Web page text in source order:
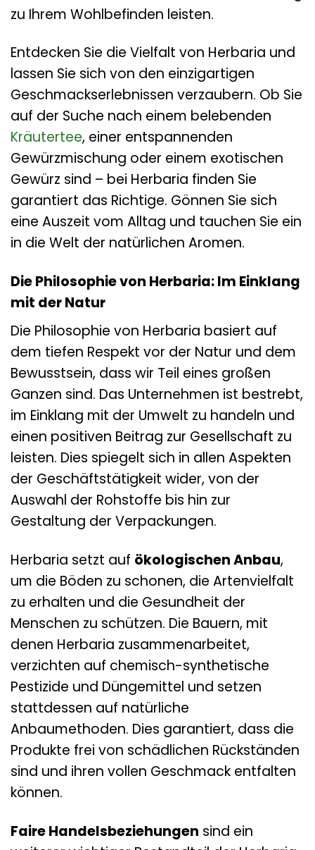
zu Ihrem Wohlbefinden leisten.
Entdecken Sie die Vielfalt von Herbaria und
lassen Sie sich von den einzigartigen
Geschmackserlebnissen verzaubern. Ob Sie
auf der Suche nach einem belebenden
Kräutertee, einer entspannenden
Gewürzmischung oder einem exotischen
Gewürz sind – bei Herbaria finden Sie
garantiert das Richtige. Gönnen Sie sich
eine Auszeit vom Alltag und tauchen Sie ein
in die Welt der natürlichen Aromen.
Die Philosophie von Herbaria: Im Einklang
mit der Natur
Die Philosophie von Herbaria basiert auf
dem tiefen Respekt vor der Natur und dem
Bewusstsein, dass wir Teil eines großen
Ganzen sind. Das Unternehmen ist bestrebt,
im Einklang mit der Umwelt zu handeln und
einen positiven Beitrag zur Gesellschaft zu
leisten. Dies spiegelt sich in allen Aspekten
der Geschäftstätigkeit wider, von der
Auswahl der Rohstoffe bis hin zur
Gestaltung der Verpackungen.
Herbaria setzt auf ökologischen Anbau,
um die Böden zu schonen, die Artenvielfalt
zu erhalten und die Gesundheit der
Menschen zu schützen. Die Bauern, mit
denen Herbaria zusammenarbeitet,
verzichten auf chemisch-synthetische
Pestizide und Düngemittel und setzen
stattdessen auf natürliche
Anbaumethoden. Dies garantiert, dass die
Produkte frei von schädlichen Rückständen
sind und ihren vollen Geschmack entfalten
können.
Faire Handelsbeziehungen sind ein